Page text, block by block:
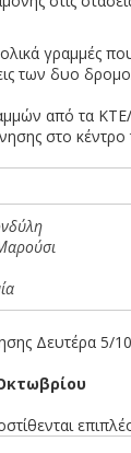
γραμμές
των δυο
από τα
στο
Δευτέρα 5/